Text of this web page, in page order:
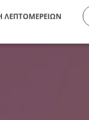
ΛΕΠΤΟΜΕΡΕΙΩΝ